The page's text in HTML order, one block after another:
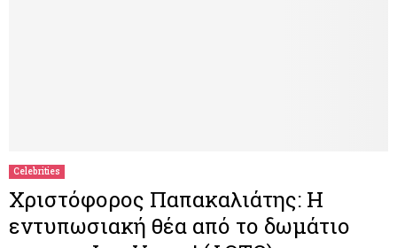
Celebrities
Χριστόφορος Παπακαλιάτης: Η
εντυπωσιακή θέα από το δωμάτιο